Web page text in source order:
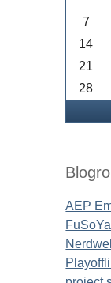
7
14
21
28
Blogroll
AEP